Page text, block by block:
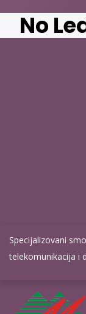
No
Specijalizovani
telekomunikacija i